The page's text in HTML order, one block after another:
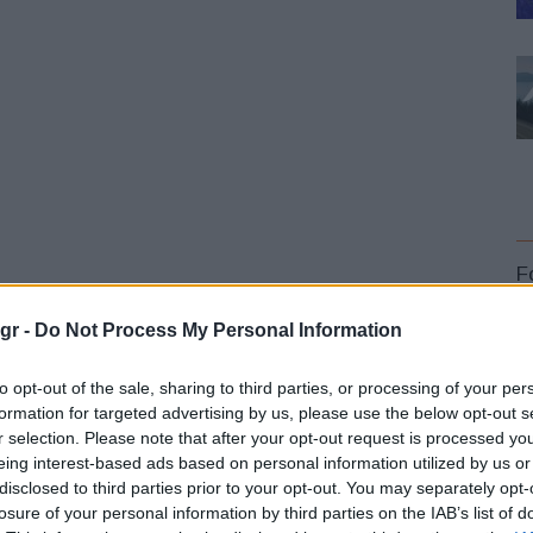
- Do Not Process My Personal Information
opt-out of the sale, sharing to third parties, or processing of your
for targeted advertising by us, please use the below opt-out
selection. Please note that after your opt-out request is processed
interest-based ads based on personal information utilized by us
to third parties prior to your opt-out. You may separately
of your personal information by third parties on the IAB’s list of
φόρτισης ευθύνονται εν μέρει για την αδύναμη
να είναι εγκατεστημένοι σε μόλις τρεις χώρες. Ο
Γερμανία και η έλλειψη προσιτών ηλεκτρικών
ζήτηση.